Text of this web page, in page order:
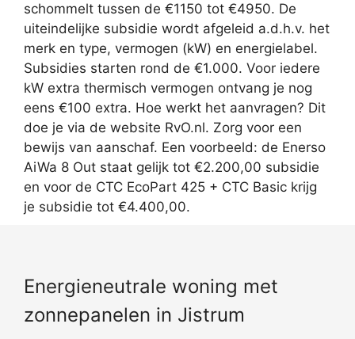
schommelt tussen de €1150 tot €4950. De
uiteindelijke subsidie wordt afgeleid a.d.h.v. het
merk en type, vermogen (kW) en energielabel.
Subsidies starten rond de €1.000. Voor iedere
kW extra thermisch vermogen ontvang je nog
eens €100 extra. Hoe werkt het aanvragen? Dit
doe je via de website RvO.nl. Zorg voor een
bewijs van aanschaf. Een voorbeeld: de Enerso
AiWa 8 Out staat gelijk tot €2.200,00 subsidie
en voor de CTC EcoPart 425 + CTC Basic krijg
je subsidie tot €4.400,00.
Energieneutrale woning met
zonnepanelen in Jistrum